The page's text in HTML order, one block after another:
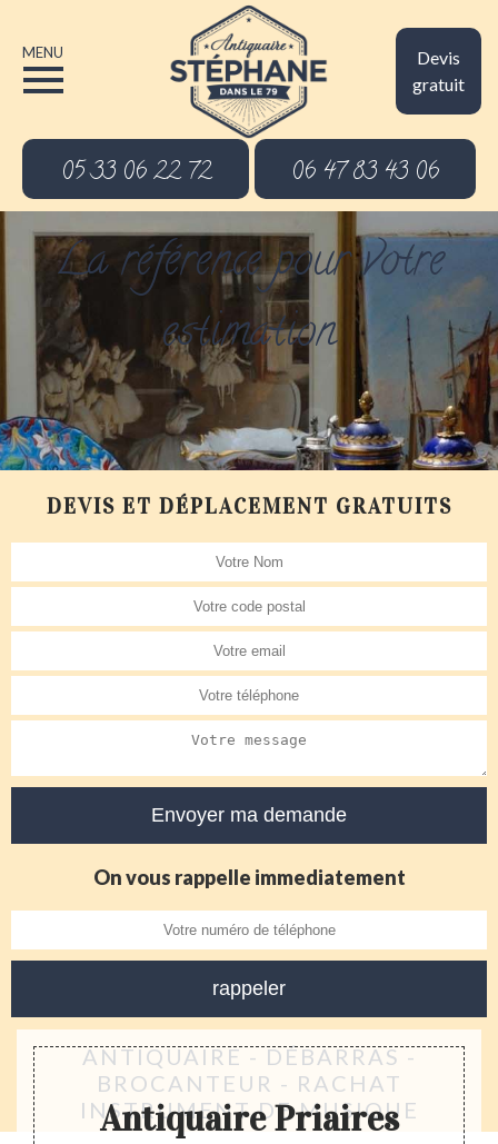
Devis
gratuit
MENU
05 33 06 22 72 06 47 83 43 06
La référence pour votre
estimation
DEVIS ET DÉPLACEMENT GRATUITS
On vous rappelle immediatement
ANTIQUAIRE - DÉBARRAS -
BROCANTEUR - RACHAT
INSTRUMENT DE MUSIQUE
Antiquaire Priaires